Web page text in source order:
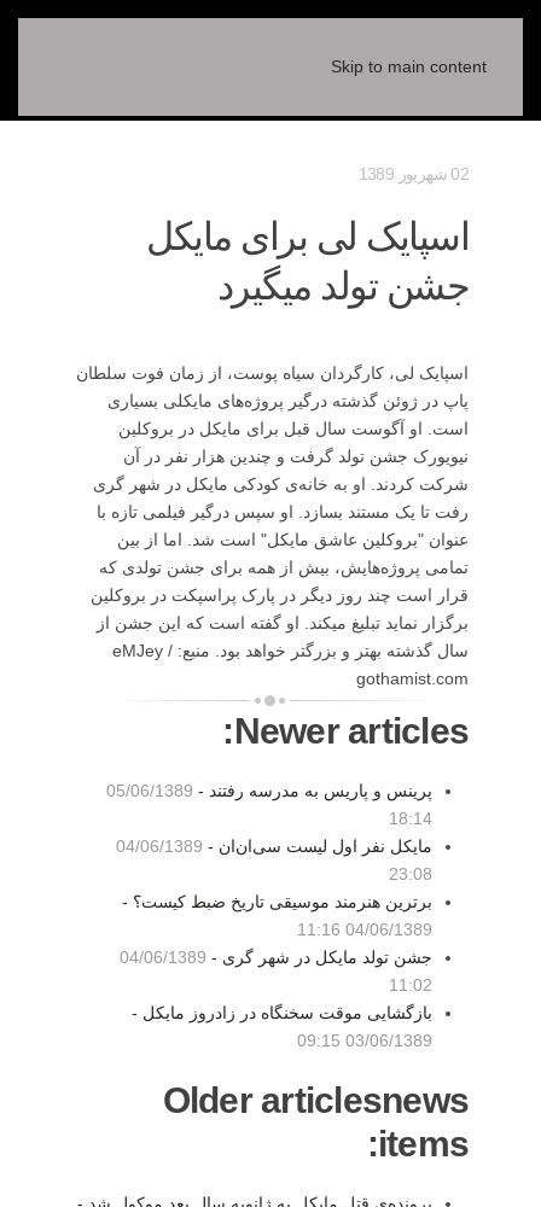
Skip to main content
02 شهریور 1389
اسپایک لی برای مایکل
جشن تولد میگیرد
اسپایک لی، کارگردان سیاه پوست، از زمان فوت سلطان
پاپ در ژوئن گذشته درگیر پروژه‌های مایکلی بسیاری
است. او آگوست سال قبل برای مایکل در بروکلین
نیویورک جشن تولد گرفت و چندین هزار نفر در آن
شرکت کردند. او به خانه‌ی کودکی مایکل در شهر گری
رفت تا یک مستند بسازد. او سپس درگیر فیلمی تازه با
عنوان "بروکلین عاشق مایکل" است شد. اما از بین
تمامی پروژه‌هایش، بیش از همه برای جشن تولدی که
قرار است چند روز دیگر در پارک پراسپکت در بروکلین
برگزار نماید تبلیغ میکند. او گفته است که این جشن از
سال گذشته بهتر و بزرگتر خواهد بود. منبع: eMJey /
gothamist.com
Newer articles:
پرینس و پاریس به مدرسه رفتند - 05/06/1389
18:14
مایکل نفر اول لیست سی‌ان‌ان - 04/06/1389
23:08
برترین هنرمند موسیقی تاریخ ضبط کیست؟ -
04/06/1389 11:16
جشن تولد مایکل در شهر گری - 04/06/1389
11:02
بازگشایی موقت سخنگاه در زادروز مایکل -
03/06/1389 09:15
Older articlesnews
items: